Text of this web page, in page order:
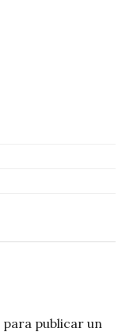
para publicar un